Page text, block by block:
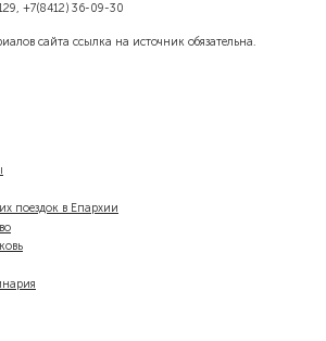
+7(8412) 36-09-30
сайта ссылка на источник обязательна.
поездок в Епархии